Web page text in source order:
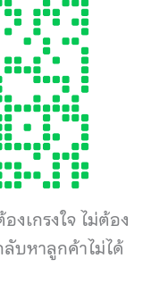
งเกรงใจ ไม่ต้อง
บหาลูกค้าไม่ได้